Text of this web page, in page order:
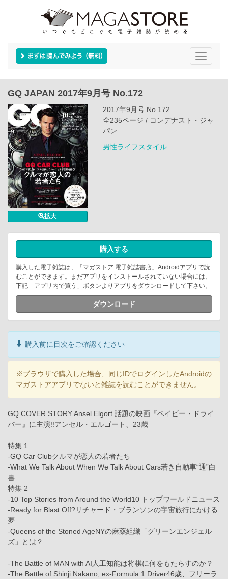
Toggle
GQ JAPAN 2017年9月号 No.172
拡大
2017年9月号 No.172
全235ページ / コンデナスト・ジャ
パン
男性ライフスタイル
購入する
購入した電子雑誌は、「マガストア 電子雑誌書店」Androidアプリで読
むことができます。まだアプリをインストールされていない場合には、
下記「アプリ内で買う」ボタンよりアプリをダウンロードして下さい。
ダウンロード
購入前に目次をご確認ください
※ブラウザで購入した場合、同じIDでログインしたAndroidの
マガストアアプリでないと雑誌を読むことができません。
GQ COVER STORY Ansel Elgort 話題の映画『ベイビー・ドライ
バー』に主演!!アンセル・エルゴート、23歳
特集 1
-GQ Car Clubクルマが恋人の若者たち
-What We Talk About When We Talk About Cars若き自動車“通”白
書
特集 2
-10 Top Stories from Around the World10 トップワールドニュース
-Ready for Blast Off?リチャード・ブランソンの宇宙旅行にかける
夢
-Queens of the Stoned AgeNYの麻薬組織「グリーンエンジェル
ズ」とは？
-The Battle of MAN with AI人工知能は将棋に何をもたらすのか？
-The Battle of Shinji Nakano, ex-Formula 1 Driver46歳、フリーラ